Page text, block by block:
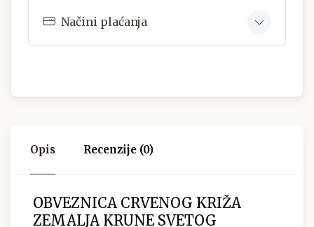
Načini plaćanja
Opis Recenzije (0)
OBVEZNICA CRVENOG KRIŽA
ZEMALJA KRUNE SVETOG